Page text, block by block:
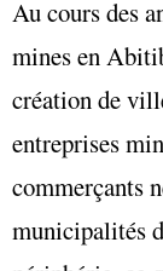
Au cours des
mines en
création de
entreprises
commerçants
municipalités